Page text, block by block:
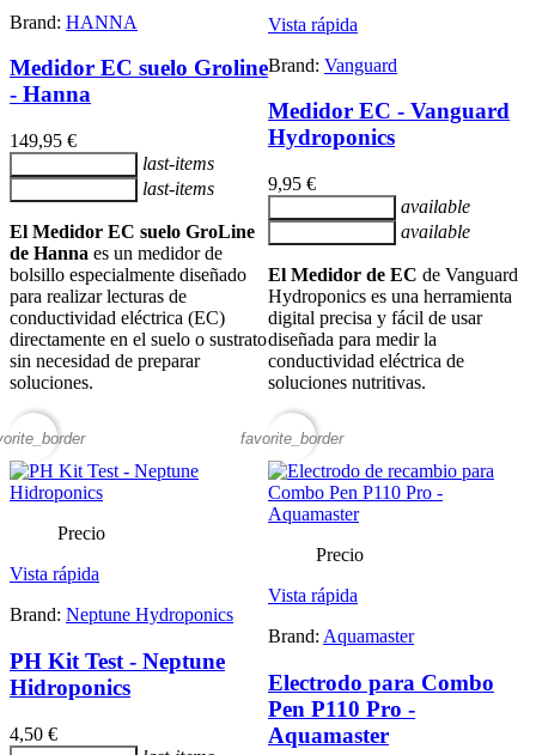
Brand: HANNA
Medidor EC suelo Groline
- Hanna
149,95 €
last-items
last-items
El Medidor EC suelo GroLine
de Hanna es un medidor de
bolsillo especialmente diseñado
para realizar lecturas de
conductividad eléctrica (EC)
directamente en el suelo o sustrato
sin necesidad de preparar
soluciones.
Vista rápida
Brand: Vanguard
Medidor EC - Vanguard
Hydroponics
9,95 €
available
available
El Medidor de EC de Vanguard
Hydroponics es una herramienta
digital precisa y fácil de usar
diseñada para medir la
conductividad eléctrica de
soluciones nutritivas.
favorite_border
Precio
Vista rápida
Brand: Neptune Hydroponics
PH Kit Test - Neptune
Hidroponics
4,50 €
Precio
Vista rápida
Brand: Aquamaster
Electrodo para Combo
Pen P110 Pro -
Aquamaster